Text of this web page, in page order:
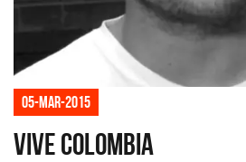
05-mar-2015
Vive Colombia